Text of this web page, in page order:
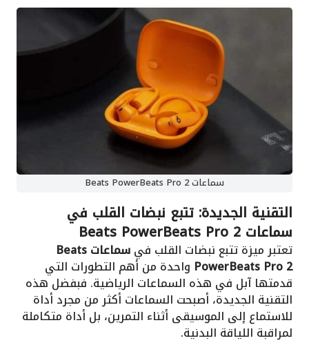
سماعات Beats PowerBeats Pro 2
التقنية الجديدة: تتبع نبضات القلب في
سماعات Beats PowerBeats Pro 2
تعتبر ميزة تتبع نبضات القلب في سماعات Beats
PowerBeats Pro 2 واحدة من أهم التطورات التي
قدمتها آبل في هذه السماعات الرياضية. فبفضل هذه
التقنية الجديدة، أصبحت السماعات أكثر من مجرد أداة
للاستماع إلى الموسيقى أثناء التمرين، بل أداة متكاملة
لمراقبة اللياقة البدنية.